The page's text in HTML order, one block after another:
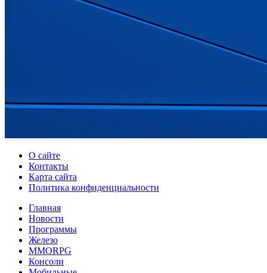
О сайте
Контакты
Карта сайта
Политика конфиденциальности
Главная
Новости
Программы
Железо
MMORPG
Консоли